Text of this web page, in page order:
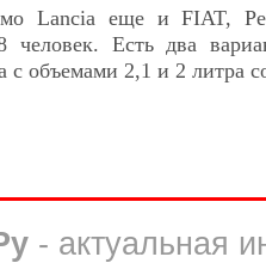
Lancia еще и FIAT,
человек. Есть два
объемами 2,1 и 2 литра
- актуальная